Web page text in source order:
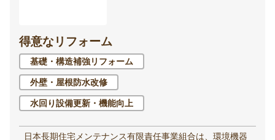
得意なリフォーム
基礎・構造補強リフォーム
外壁・屋根防水改修
水回り設備更新・機能向上
日本長期住宅メンテナンス有限責任事業組合は、環境機器